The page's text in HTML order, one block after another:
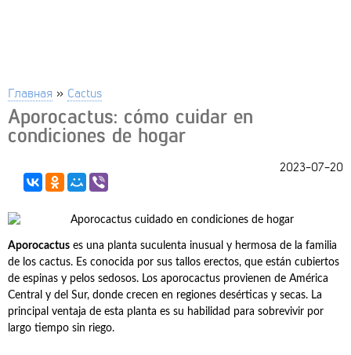
Главная » Cactus
Aporocactus: cómo cuidar en
condiciones de hogar
2023-07-20
Aporocactus es una planta suculenta inusual y hermosa de la familia
de los cactus. Es conocida por sus tallos erectos, que están cubiertos
de espinas y pelos sedosos. Los aporocactus provienen de América
Central y del Sur, donde crecen en regiones desérticas y secas. La
principal ventaja de esta planta es su habilidad para sobrevivir por
largo tiempo sin riego.